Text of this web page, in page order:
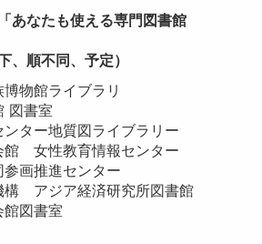
あなたも使える専門図書館
、順不同、予定）
物館ライブラリ
図書室
ター地質図ライブラリー
館 女性教育情報センター
画推進センター
構 アジア経済研究所図書館
館図書室